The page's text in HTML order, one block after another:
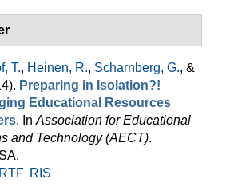
T., Heinen, R., Scharnberg, G., &
Preparing in Isolation?!
Educational Resources
. In Association for Educational
and Technology (AECT).
RTF RIS